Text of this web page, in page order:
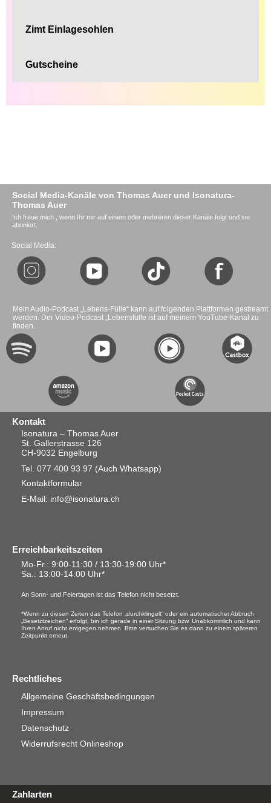
Zimt Einlagesohlen
Gutscheine
Social Media-Kanäle von Thomas Auer und Isonatura-
Thomas Auer
Ich freue mich , wenn Ihr mir auf einem oder mehreren dieser Kanäle folgt und sie
aboniert.
Social Media:
Mein Audio-Podcast „Lebens-Fülle“ kann auf folgenden Plattformen gestreamt
werden. Der Video-Podcast „Lebensfülle ist auf meinem YouTube-Kanal zu
finden.
Kontakt
Isonatura – Thomas Auer
St. Gallerstrasse 126
CH-9032 Engelburg
Tel. 077 400 93 97 (Auch Whatsapp)
Kontaktformular
E-Mail: info@isonatura.ch
Erreichbarkeitszeiten
Mo-Fr.: 9:00-11:30 / 13:30-19:00 Uhr*
Sa. : 13:00-14:00 Uhr*
An Sonn- und Feiertagen ist das Telefon nicht besetzt.
*Wenn zu diesen Zeiten das Telefon „durchklingelt“ oder ein automatischer Abbruch
„Besetztzeichen“ erfolgt, bin ich gerade in einer Sitzung bzw. Unabkömmlich und kann
Ihren Anruf nicht entgegen nehmen. Bitte versuchen Sie es dann zu einem späteren
Zeitpunkt erneut.
Rechtliches
Allgemeine Geschäftsbedingungen
Impressum
Datenschutz
Widerrufsrecht Onlineshop
Zahlarten